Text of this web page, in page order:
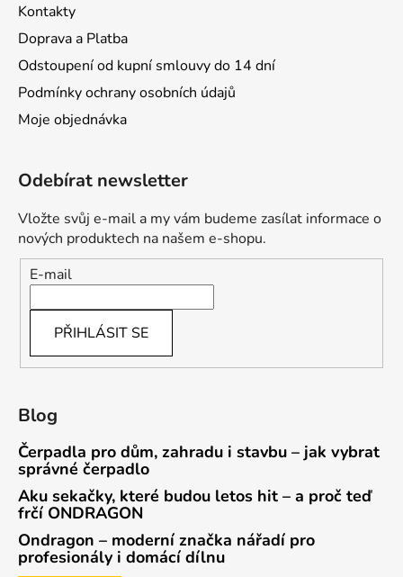
Kontakty
Doprava a Platba
Odstoupení od kupní smlouvy do 14 dní
Podmínky ochrany osobních údajů
Moje objednávka
Odebírat newsletter
Vložte svůj e-mail a my vám budeme zasílat informace o
nových produktech na našem e-shopu.
E-mail
PŘIHLÁSIT SE
Blog
Čerpadla pro dům, zahradu i stavbu – jak vybrat
správné čerpadlo
Aku sekačky, které budou letos hit – a proč teď
frčí ONDRAGON
Ondragon – moderní značka nářadí pro
profesionály i domácí dílnu